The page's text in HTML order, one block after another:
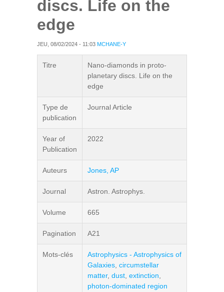
discs. Life on the
edge
JEU, 08/02/2024 - 11:03 MCHANE-Y
Titre
Nano-diamonds in proto-
planetary discs. Life on the
edge
Type de
publication
Journal Article
Year of
Publication
2022
Auteurs Jones, AP
Journal Astron. Astrophys.
Volume 665
Pagination A21
Mots-clés
Astrophysics - Astrophysics of
Galaxies circumstellar
matter, dust extinction
photon-dominated region